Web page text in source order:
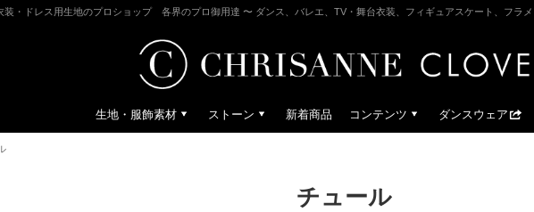
装・ドレス用生地のプロショップ 各界のプロ御用達 〜 ダンス、バレエ、TV・舞台衣装、フィギュアスケート、フラ
生地・服飾素材 ストーン 新着商品 コンテンツ ダンスウェア
チュール